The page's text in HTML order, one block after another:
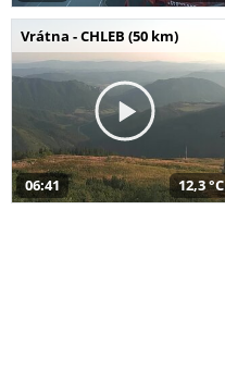
Vrátna - CHLEB (50 km)
06:41 12,3 °C